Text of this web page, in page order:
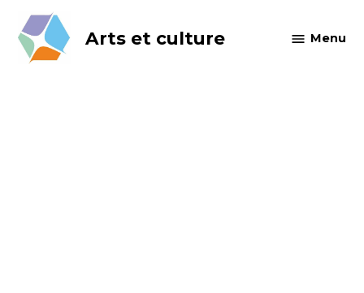
content
Arts et culture Menu